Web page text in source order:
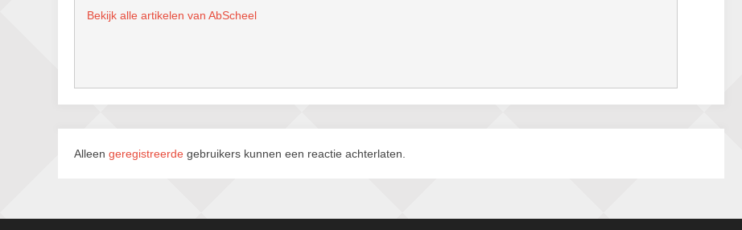
Bekijk alle artikelen van AbScheel
Alleen geregistreerde gebruikers kunnen een reactie achterlaten.